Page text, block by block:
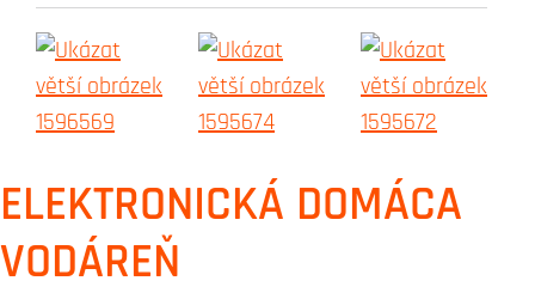
ELEKTRONICKÁ DOMÁCA
VODÁREŇ